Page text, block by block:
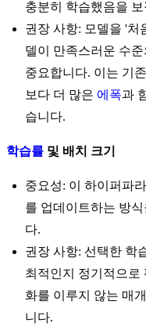
충분히 학습했음을
권장 사항: 모델을 '처
델이 만족스러운 수
중요합니다. 이는 기
보다 더 많은 에폭과
습니다.
학습률 및 배치 크기
중요성: 이 하이퍼파
를 업데이트하는 방
다.
권장 사항: 선택한 학
최적인지 정기적으로
화를 이루지 않는 매
니다.